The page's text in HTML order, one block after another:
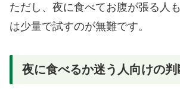
ただし、夜に食べてお腹が張る人
は少量で試すのが無難です。
夜に食べるか迷う人向けの判